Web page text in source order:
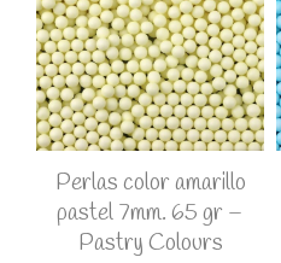
Perlas color amarillo
pastel 7mm. 65 gr –
Pastry Colours